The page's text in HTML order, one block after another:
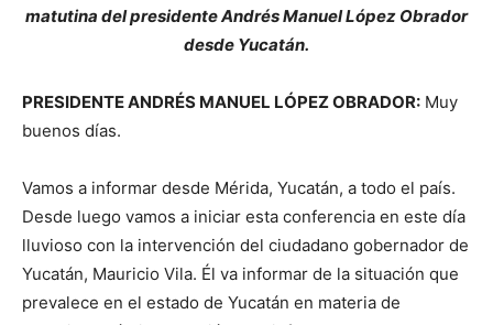
matutina del presidente Andrés Manuel López Obrador
desde Yucatán.
PRESIDENTE ANDRÉS MANUEL LÓPEZ OBRADOR: Muy
buenos días.
Vamos a informar desde Mérida, Yucatán, a todo el país.
Desde luego vamos a iniciar esta conferencia en este día
lluvioso con la intervención del ciudadano gobernador de
Yucatán, Mauricio Vila. Él va informar de la situación que
prevalece en el estado de Yucatán en materia de